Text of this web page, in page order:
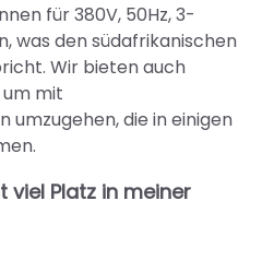
für 380V, 50Hz, 3-
was den südafrikanischen
Wir bieten auch
mit
umzugehen, die in einigen
viel Platz in meiner